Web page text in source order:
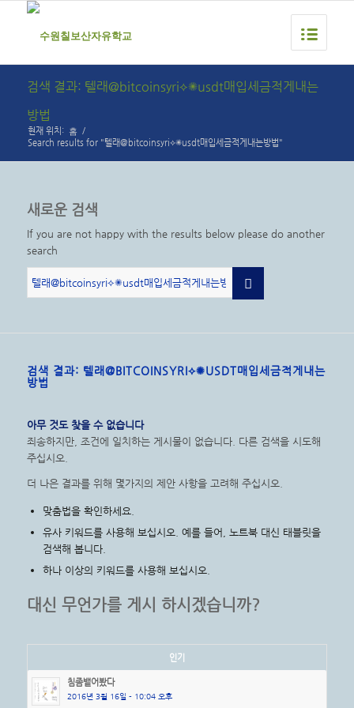
검색 결과: 텔래@bitcoinsyri⟡✺usdt매입세금적게내는
방법
현재 위치: 홈 /
Search results for "텔래@bitcoinsyri⟡✺usdt매입세금적게내는방법"
새로운 검색
If you are not happy with the results below please do another
search
검색 결과: 텔래@BITCOINSYRI⟡✺USDT매입세금적게내는
방법
아무 것도 찾을 수 없습니다
죄송하지만, 조건에 일치하는 게시물이 없습니다. 다른 검색을 시도해
주십시오.
더 나은 결과를 위해 몇가지의 제안 사항을 고려해 주십시오.
맞춤법을 확인하세요.
유사 키워드를 사용해 보십시오. 예를 들어, 노트북 대신 태블릿을
검색해 봅니다.
하나 이상의 키워드를 사용해 보십시오.
대신 무언가를 게시 하시겠습니까?
인기
침좀뱉어봤다
2016년 3월 16일 - 10:04 오후